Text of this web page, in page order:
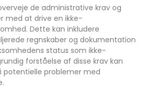
de administrative krav og
med at drive en ikke-
Dette kan inkludere
regnskaber og dokumentation
status som ikke-
forståelse af disse krav kan
problemer med